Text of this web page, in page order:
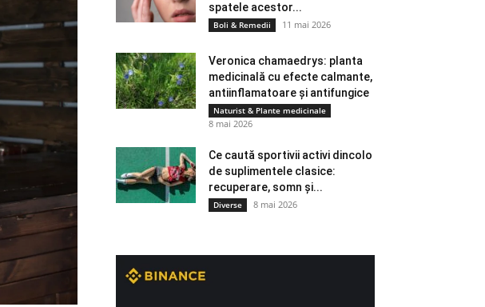
spatele acestor...
Boli & Remedii 11 mai 2026
Veronica chamaedrys: planta
medicinală cu efecte calmante,
antiinflamatoare și antifungice
Naturist & Plante medicinale
8 mai 2026
Ce caută sportivii activi dincolo
de suplimentele clasice:
recuperare, somn și...
Diverse 8 mai 2026